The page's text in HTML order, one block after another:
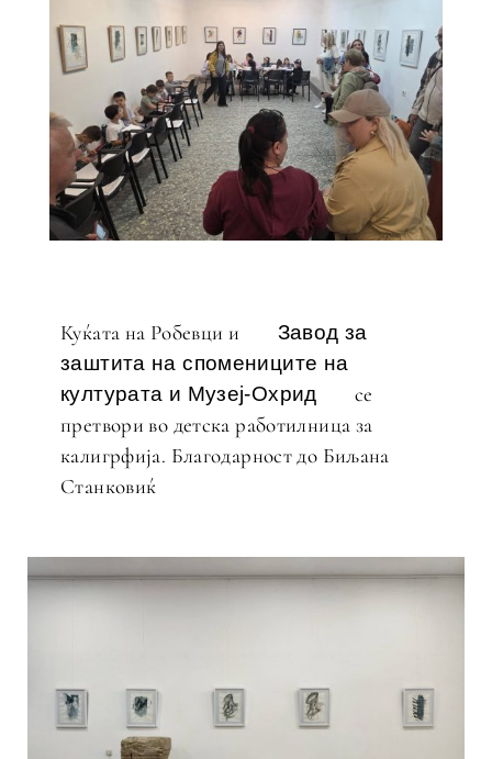
Куќата на Робевци и
Завод за
заштита на спомениците на
културата и Музеј-Охрид
се
претвори во детска работилница за
калигрфија. Благодарност до Биљана
Станковиќ